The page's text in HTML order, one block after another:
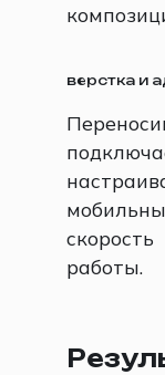
верстка и
работы.